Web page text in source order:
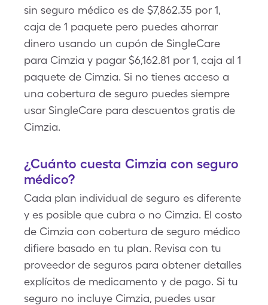
sin seguro médico es de $7,862.35 por 1,
caja de 1 paquete pero puedes ahorrar
dinero usando un cupón de SingleCare
para Cimzia y pagar $6,162.81 por 1, caja al 1
paquete de Cimzia. Si no tienes acceso a
una cobertura de seguro puedes siempre
usar SingleCare para descuentos gratis de
Cimzia.
¿Cuánto cuesta Cimzia con seguro
médico?
Cada plan individual de seguro es diferente
y es posible que cubra o no Cimzia. El costo
de Cimzia con cobertura de seguro médico
difiere basado en tu plan. Revisa con tu
proveedor de seguros para obtener detalles
explícitos de medicamento y de pago. Si tu
seguro no incluye Cimzia, puedes usar